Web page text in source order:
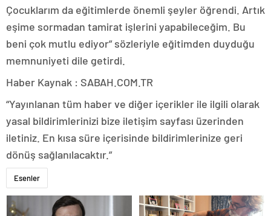
Çocuklarım da eğitimlerde önemli şeyler öğrendi. Artık
eşime sormadan tamirat işlerini yapabileceğim. Bu
beni çok mutlu ediyor” sözleriyle eğitimden duyduğu
memnuniyeti dile getirdi.
Haber Kaynak : SABAH.COM.TR
“Yayınlanan tüm haber ve diğer içerikler ile ilgili olarak
yasal bildirimlerinizi bize iletişim sayfası üzerinden
iletiniz. En kısa süre içerisinde bildirimlerinize geri
dönüş sağlanılacaktır.”
Esenler